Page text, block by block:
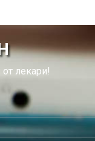
лекари!